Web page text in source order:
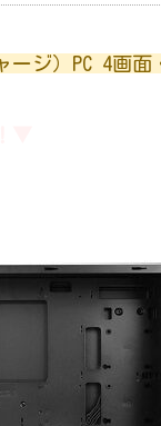
ャージ）PC 4画